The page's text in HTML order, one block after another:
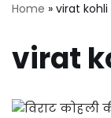
Home » virat
virat